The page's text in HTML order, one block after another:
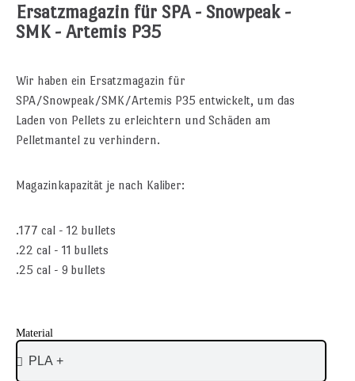
Ersatzmagazin für SPA - Snowpeak -
SMK - Artemis P35
Wir haben ein Ersatzmagazin für
SPA/Snowpeak/SMK/Artemis P35 entwickelt, um das
Laden von Pellets zu erleichtern und Schäden am
Pelletmantel zu verhindern.
Magazinkapazität je nach Kaliber:
.177 cal - 12 bullets
.22 cal - 11 bullets
.25 cal - 9 bullets
Material